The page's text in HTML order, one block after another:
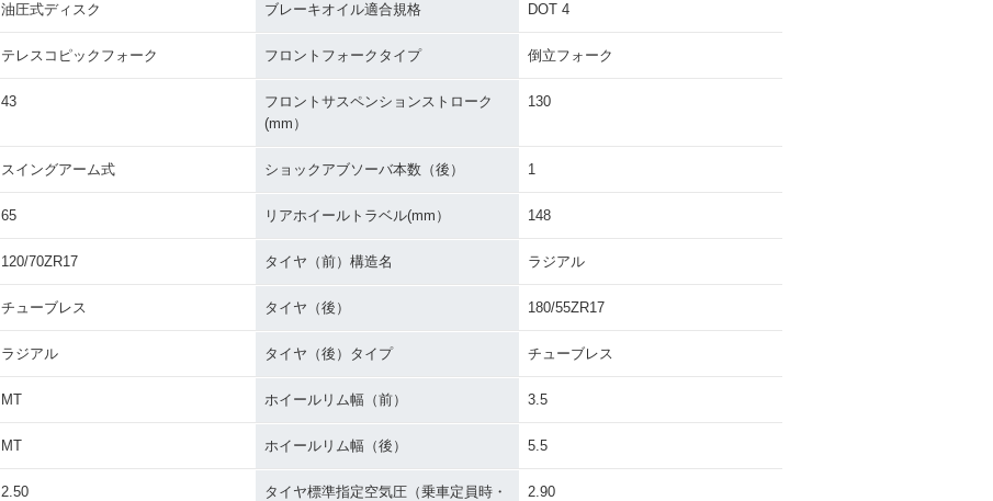
油圧式ディスク ブレーキオイル適合規格 DOT 4
テレスコピックフォーク フロントフォークタイプ 倒立フォーク
43
フロントサスペンションストローク
(mm）
130
スイングアーム式 ショックアブソーバ本数（後） 1
65 リアホイールトラベル(mm） 148
120/70ZR17 タイヤ（前）構造名 ラジアル
チューブレス タイヤ（後） 180/55ZR17
ラジアル タイヤ（後）タイプ チューブレス
MT ホイールリム幅（前） 3.5
MT ホイールリム幅（後） 5.5
2.50
タイヤ標準指定空気圧（乗車定員時・
2.90